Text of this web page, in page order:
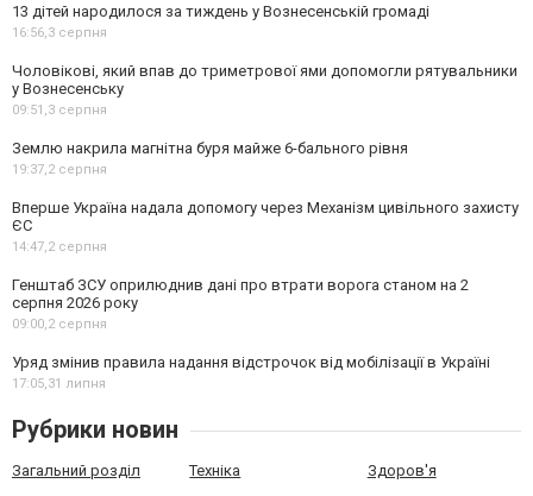
13 дітей народилося за тиждень у Вознесенській громаді
16:56,3 серпня
Чоловікові, який впав до триметрової ями допомогли рятувальники
у Вознесенську
09:51,3 серпня
Землю накрила магнітна буря майже 6-бального рівня
19:37,2 серпня
Вперше Україна надала допомогу через Механізм цивільного захисту
ЄС
14:47,2 серпня
Генштаб ЗСУ оприлюднив дані про втрати ворога станом на 2
серпня 2026 року
09:00,2 серпня
Уряд змінив правила надання відстрочок від мобілізації в Україні
17:05,31 липня
Рубрики новин
Загальний розділ Техніка Здоров'я